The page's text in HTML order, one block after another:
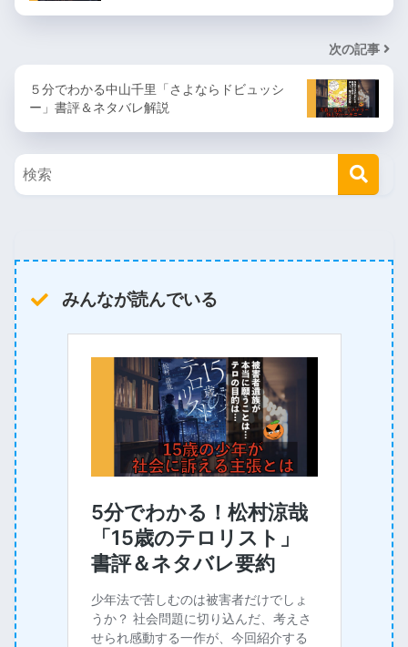
次の記事
５分でわかる中山千里「さよならドビュッシ
ー」書評＆ネタバレ解説
みんなが読んでいる